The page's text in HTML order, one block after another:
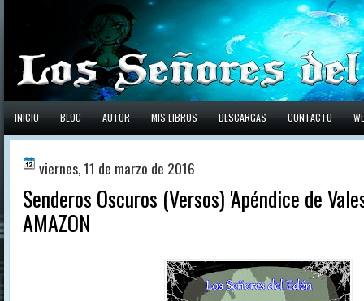
INICIO BLOG AUTOR MIS LIBROS DESCARGAS CONTACTO
viernes, 11 de marzo de 2016
Senderos Oscuros (Versos) 'Apéndice de
AMAZON